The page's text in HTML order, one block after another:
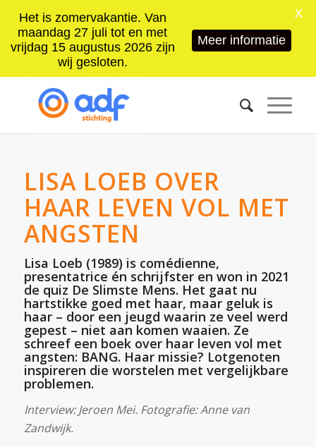
LISA LOEB OVER
HAAR LEVEN VOL MET
ANGSTEN
Lisa Loeb (1989) is comédienne,
presentatrice én schrijfster en won in 2021
de quiz De Slimste Mens. Het gaat nu
hartstikke goed met haar, maar geluk is
haar – door een jeugd waarin ze veel werd
gepest – niet aan komen waaien. Ze
schreef een boek over haar leven vol met
angsten: BANG. Haar missie? Lotgenoten
inspireren die worstelen met vergelijkbare
problemen.
Interview: Jeroen Mei. Fotografie: Anne van
Zandwijk.
Het is zomervakantie. Van
maandag 27 juli tot en met
vrijdag 15 augustus 2026 zijn
wij gesloten.
Meer informatie
X